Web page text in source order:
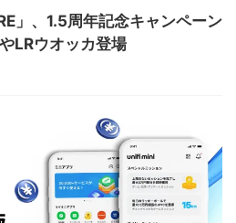
」、1.5周年記念キャンペーン
LRウオッカ登場